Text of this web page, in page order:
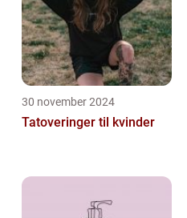
tegn på aldring ...
30 november 2024
Tatoveringer til kvinder